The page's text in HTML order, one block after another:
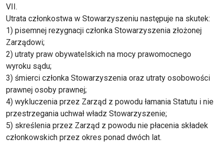
VII.
Utrata członkostwa w Stowarzyszeniu następuje na skutek:
1) pisemnej rezygnacji członka Stowarzyszenia złożonej
Zarządowi;
2) utraty praw obywatelskich na mocy prawomocnego
wyroku sądu;
3) śmierci członka Stowarzyszenia oraz utraty osobowości
prawnej osoby prawnej;
4) wykluczenia przez Zarząd z powodu łamania Statutu i nie
przestrzegania uchwał władz Stowarzyszenie;
5) skreślenia przez Zarząd z powodu nie płacenia składek
członkowskich przez okres ponad dwóch lat.